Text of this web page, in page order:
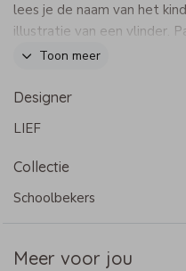
lees je de naam van het
illustratie van een vlinder.
aan in onze opmaaktool.
Specificaties Mepal Campus
- Inhoud: 400 ml
- BPA-vrij
- Lekt niet
Toon meer
Designer
LIEF
Collectie
Schoolbekers
Meer voor jou